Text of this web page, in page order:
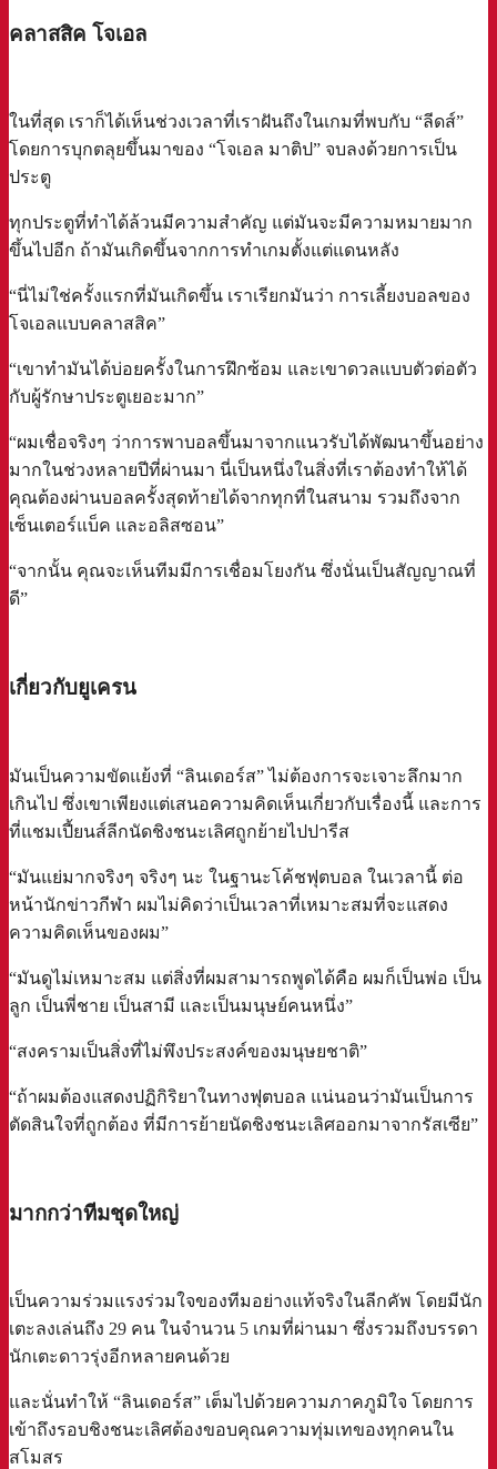
คลาสสิค โจเอล
ในที่สุด เราก็ได้เห็นช่วงเวลาที่เราฝันถึงในเกมที่พบกับ “ลีดส์”
โดยการบุกตลุยขึ้นมาของ “โจเอล มาติป” จบลงด้วยการเป็น
ประตู
ทุกประตูที่ทำได้ล้วนมีความสำคัญ แต่มันจะมีความหมายมาก
ขึ้นไปอีก ถ้ามันเกิดขึ้นจากการทำเกมตั้งแต่แดนหลัง
“นี่ไม่ใช่ครั้งแรกที่มันเกิดขึ้น เราเรียกมันว่า การเลี้ยงบอลของ
โจเอลแบบคลาสสิค”
“เขาทำมันได้บ่อยครั้งในการฝึกซ้อม และเขาดวลแบบตัวต่อตัว
กับผู้รักษาประตูเยอะมาก”
“ผมเชื่อจริงๆ ว่าการพาบอลขึ้นมาจากแนวรับได้พัฒนาขึ้นอย่าง
มากในช่วงหลายปีที่ผ่านมา นี่เป็นหนึ่งในสิ่งที่เราต้องทำให้ได้
คุณต้องผ่านบอลครั้งสุดท้ายได้จากทุกที่ในสนาม รวมถึงจาก
เซ็นเตอร์แบ็ค และอลิสซอน”
“จากนั้น คุณจะเห็นทีมมีการเชื่อมโยงกัน ซึ่งนั่นเป็นสัญญาณที่
ดี”
เกี่ยวกับยูเครน
มันเป็นความขัดแย้งที่ “ลินเดอร์ส” ไม่ต้องการจะเจาะลึกมาก
เกินไป ซึ่งเขาเพียงแต่เสนอความคิดเห็นเกี่ยวกับเรื่องนี้ และการ
ที่แชมเปี้ยนส์ลีกนัดชิงชนะเลิศถูกย้ายไปปารีส
“มันแย่มากจริงๆ จริงๆ นะ ในฐานะโค้ชฟุตบอล ในเวลานี้ ต่อ
หน้านักข่าวกีฬา ผมไม่คิดว่าเป็นเวลาที่เหมาะสมที่จะแสดง
ความคิดเห็นของผม”
“มันดูไม่เหมาะสม แต่สิ่งที่ผมสามารถพูดได้คือ ผมก็เป็นพ่อ เป็น
ลูก เป็นพี่ชาย เป็นสามี และเป็นมนุษย์คนหนึ่ง”
“สงครามเป็นสิ่งที่ไม่พึงประสงค์ของมนุษยชาติ”
“ถ้าผมต้องแสดงปฏิกิริยาในทางฟุตบอล แน่นอนว่ามันเป็นการ
ตัดสินใจที่ถูกต้อง ที่มีการย้ายนัดชิงชนะเลิศออกมาจากรัสเซีย”
มากกว่าทีมชุดใหญ่
เป็นความร่วมแรงร่วมใจของทีมอย่างแท้จริงในลีกคัพ โดยมีนัก
เตะลงเล่นถึง 29 คน ในจำนวน 5 เกมที่ผ่านมา ซึ่งรวมถึงบรรดา
นักเตะดาวรุ่งอีกหลายคนด้วย
และนั่นทำให้ “ลินเดอร์ส” เต็มไปด้วยความภาคภูมิใจ โดยการ
เข้าถึงรอบชิงชนะเลิศต้องขอบคุณความทุ่มเทของทุกคนใน
สโมสร